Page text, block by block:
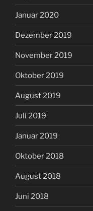
Januar 2020
Dezember 2019
November 2019
Oktober 2019
August 2019
Juli 2019
Januar 2019
Oktober 2018
August 2018
Juni 2018